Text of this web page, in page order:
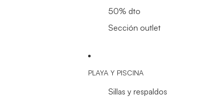
50% dto
Sección outlet
PLAYA Y PISCINA
Sillas y respaldos